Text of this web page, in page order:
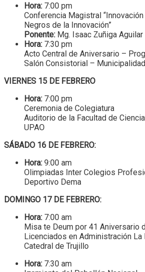
Hora: 7:00 pm
Conferencia Magistral
Negros de la Innovación”
Ponente: Mg. Isaac Zuñiga Aguilar
Hora: 7:30 pm
Acto Central de Aniversario –
Salón Consistorial –
VIERNES 15 DE FEBRERO
Hora: 7:00 pm
Ceremonia de Colegiatura
Auditorio de la Facultad de
UPAO
SÁBADO 16 DE FEBRERO:
Hora: 9:00 am
Olimpiadas Inter Colegios
Deportivo Dema
DOMINGO 17 DE FEBRERO:
Hora: 7:00 am
Misa te Deum por 41 Aniversario
Licenciados en Administración La
Catedral de Trujillo
Hora: 7:30 am